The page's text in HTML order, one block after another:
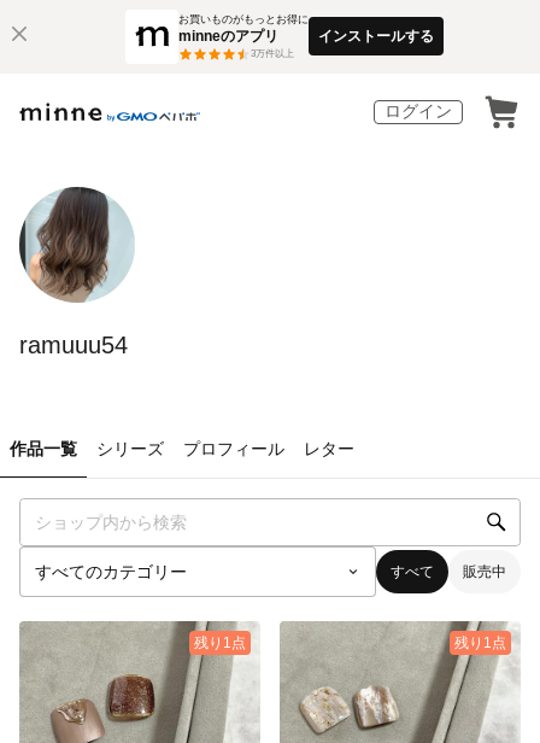
お買いものがもっとお得に
minneのアプリ
3万件以上
インストールする
ログイン
ramuuu54
作品一覧 シリーズ プロフィール レター
すべて 販売中
残り1点 残り1点